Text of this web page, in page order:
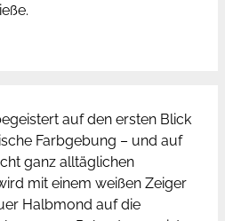
auf den ersten Blick
Farbgebung – und auf
ganz alltäglichen
mit einem weißen Zeiger
Halbmond auf die